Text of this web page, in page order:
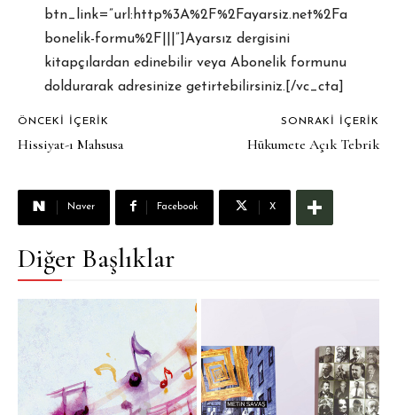
btn_link=”url:http%3A%2F%2Fayarsiz.net%2Fa
bonelik-formu%2F|||”]Ayarsız dergisini
kitapçılardan edinebilir veya Abonelik formunu
doldurarak adresinize getirtebilirsiniz.[/vc_cta]
ÖNCEKI İÇERIK
Hissiyat-ı Mahsusa
SONRAKI İÇERIK
Hükumete Açık Tebrik
Naver Facebook X
Diğer Başlıklar